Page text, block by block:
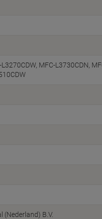
L3270CDW MFC-L3730CDN
B.V.